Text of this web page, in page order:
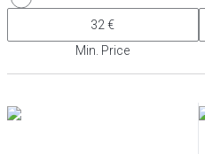
Min. Price